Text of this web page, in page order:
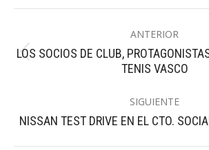
entre
publicaciones
ANTERIOR
anterior:
LOS SOCIOS DE CLUB,
TENIS VASCO
SIGUIENTE
NISSAN TEST DRIVE EN EL CTO.